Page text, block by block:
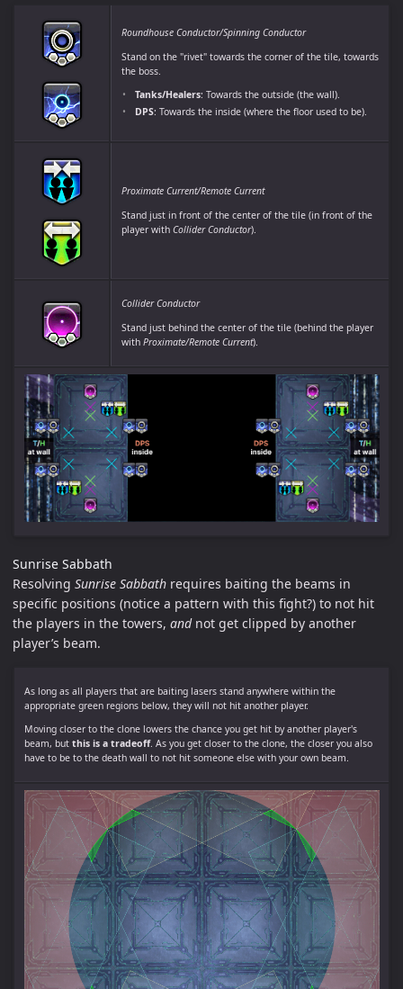
Roundhouse Conductor/Spinning Conductor
Stand on the "rivet" towards the corner of the tile, towards
the boss.
Tanks/Healers: Towards the outside (the wall).
DPS: Towards the inside (where the floor used to be).
Proximate Current/Remote Current
Stand just in front of the center of the tile (in front of the
player with Collider Conductor).
Collider Conductor
Stand just behind the center of the tile (behind the player
with Proximate/Remote Current).
Sunrise Sabbath
Resolving Sunrise Sabbath requires baiting the beams in
specific positions (notice a pattern with this fight?) to not hit
the players in the towers, andnot get clipped by another
player’s beam.
As long as all players that are baiting lasers stand anywhere within the
appropriate green regions below, they will not hit another player.
Moving closer to the clone lowers the chance you get hit by another player's
beam, but this is a tradeoff. As you get closer to the clone, the closer you also
have to be to the death wall to not hit someone else with your own beam.